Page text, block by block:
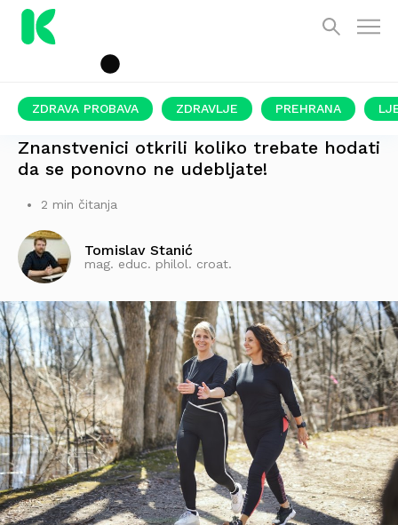
ZDRAVA PROBAVA ZDRAVLJE PREHRANA
Znanstvenici otkrili koliko trebate hodati
da se ponovno ne udebljate!
2 min čitanja
Tomislav Stanić
mag. educ. philol. croat.